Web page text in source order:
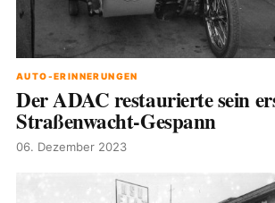
AUTO-ERINNERUNGEN
Der ADAC restaurierte sein
Straßenwacht-Gespann
06. Dezember 2023